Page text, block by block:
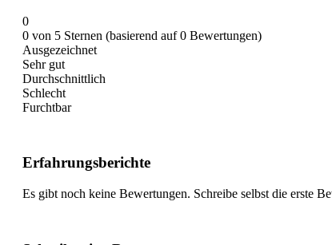
0
0 von 5 Sternen (basierend auf 0 Bewertungen)
Ausgezeichnet
Sehr gut
Durchschnittlich
Schlecht
Furchtbar
Erfahrungsberichte
Es gibt noch keine Bewertungen. Schreibe selbst die erste